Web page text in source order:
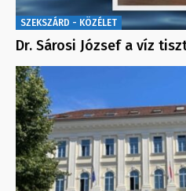
SZEKSZÁRD - KÖZÉLET
Dr. Sárosi József a víz